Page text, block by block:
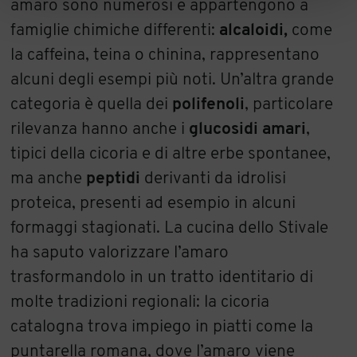
amaro sono numerosi e appartengono a
famiglie chimiche differenti: alcaloidi, come
la caffeina, teina o chinina, rappresentano
alcuni degli esempi più noti. Un’altra grande
categoria è quella dei polifenoli, particolare
rilevanza hanno anche i glucosidi amari,
tipici della cicoria e di altre erbe spontanee,
ma anche peptidi derivanti da idrolisi
proteica, presenti ad esempio in alcuni
formaggi stagionati. La cucina dello Stivale
ha saputo valorizzare l’amaro
trasformandolo in un tratto identitario di
molte tradizioni regionali: la cicoria
catalogna trova impiego in piatti come la
puntarella romana, dove l’amaro viene